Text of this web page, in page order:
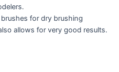
for dry brushing
allows for very good results.